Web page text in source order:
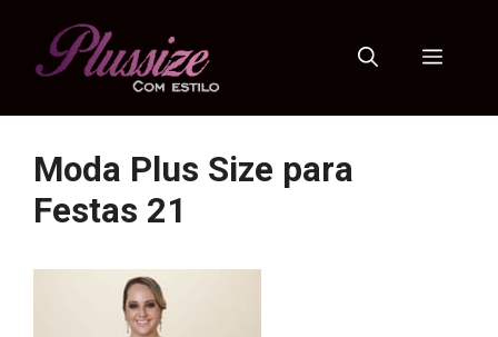
Menu
Moda Plus Size para
Festas 21